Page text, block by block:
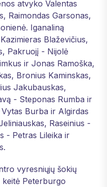
atvyko Valentas
Raimondas Garsonas,
Iganaliną
Blaževičius,
Pakruojį - Nijolė
ir Jonas Ramoška,
Bronius Kaminskas,
Jakubauskas,
- Steponas Rumba ir
Burba ir Algirdas
Raseinius -
- Petras Lileika ir
vyresniųjų šokių
keitė Peterburgo